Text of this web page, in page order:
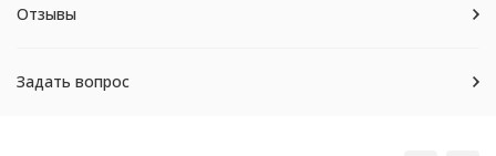
Отзывы
Задать вопрос